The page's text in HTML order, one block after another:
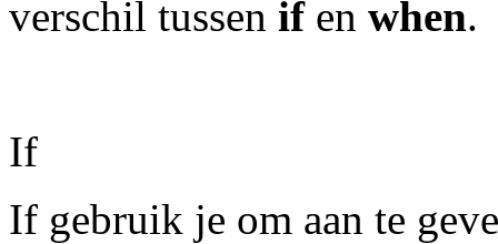
verschil tussen ifen when.
If
If gebruik je om aan te